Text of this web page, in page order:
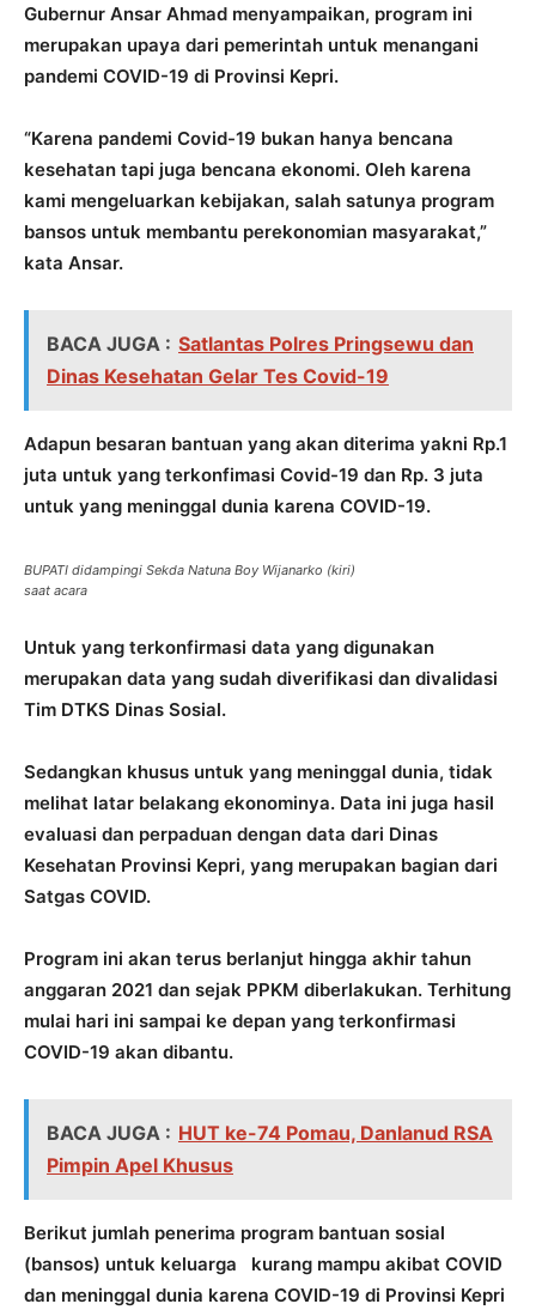
Gubernur Ansar Ahmad menyampaikan, program ini
merupakan upaya dari pemerintah untuk menangani
pandemi COVID-19 di Provinsi Kepri.
“Karena pandemi Covid-19 bukan hanya bencana
kesehatan tapi juga bencana ekonomi. Oleh karena
kami mengeluarkan kebijakan, salah satunya program
bansos untuk membantu perekonomian masyarakat,”
kata Ansar.
BACA JUGA : Satlantas Polres Pringsewu dan
Dinas Kesehatan Gelar Tes Covid-19
Adapun besaran bantuan yang akan diterima yakni Rp.1
juta untuk yang terkonfimasi Covid-19 dan Rp. 3 juta
untuk yang meninggal dunia karena COVID-19.
BUPATI didampingi Sekda Natuna Boy Wijanarko (kiri)
saat acara
Untuk yang terkonfirmasi data yang digunakan
merupakan data yang sudah diverifikasi dan divalidasi
Tim DTKS Dinas Sosial.
Sedangkan khusus untuk yang meninggal dunia, tidak
melihat latar belakang ekonominya. Data ini juga hasil
evaluasi dan perpaduan dengan data dari Dinas
Kesehatan Provinsi Kepri, yang merupakan bagian dari
Satgas COVID.
Program ini akan terus berlanjut hingga akhir tahun
anggaran 2021 dan sejak PPKM diberlakukan. Terhitung
mulai hari ini sampai ke depan yang terkonfirmasi
COVID-19 akan dibantu.
BACA JUGA : HUT ke-74 Pomau, Danlanud RSA
Pimpin Apel Khusus
Berikut jumlah penerima program bantuan sosial
(bansos) untuk keluarga kurang mampu akibat COVID
dan meninggal dunia karena COVID-19 di Provinsi Kepri